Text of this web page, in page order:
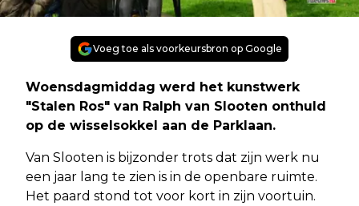
Voeg toe als voorkeursbron op Google
Woensdagmiddag werd het kunstwerk
"Stalen Ros" van Ralph van Slooten onthuld
op de wisselsokkel aan de Parklaan.
Van Slooten is bijzonder trots dat zijn werk nu
een jaar lang te zien is in de openbare ruimte.
Het paard stond tot voor kort in zijn voortuin.